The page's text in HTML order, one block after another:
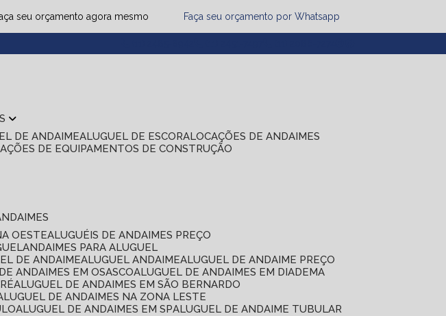
seu orçamento agora mesmo Faça seu orçamento por Whatsapp
DE ANDAIME ALUGUEL DE ESCORA LOCAÇÕES DE ANDAIMES
DE EQUIPAMENTOS DE CONSTRUÇÃO
OESTE ALUGUÉIS DE ANDAIMES PREÇO
ANDAIMES PARA ALUGUEL
DE ANDAIME ALUGUEL ANDAIME ALUGUEL DE ANDAIME PREÇO
DE ANDAIMES EM OSASCO ALUGUEL DE ANDAIMES EM DIADEMA
ALUGUEL DE ANDAIMES EM SÃO BERNARDO
ALUGUEL DE ANDAIMES NA ZONA LESTE
ALUGUEL DE ANDAIMES EM SP ALUGUEL DE ANDAIME TUBULAR